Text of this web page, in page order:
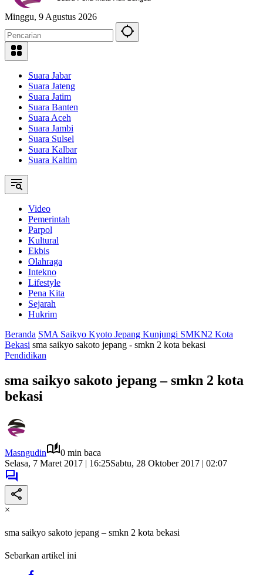
Minggu, 9 Agustus 2026
Suara Jabar
Suara Jateng
Suara Jatim
Suara Banten
Suara Aceh
Suara Jambi
Suara Sulsel
Suara Kalbar
Suara Kaltim
Video
Pemerintah
Parpol
Kultural
Ekbis
Olahraga
Intekno
Lifestyle
Pena Kita
Sejarah
Hukrim
Beranda SMA Saikyo Kyoto Jepang Kunjungi SMKN2 Kota
Bekasi sma saikyo sakoto jepang - smkn 2 kota bekasi
Pendidikan
sma saikyo sakoto jepang – smkn 2 kota
bekasi
Masngudin
0 min baca
Selasa, 7 Maret 2017 | 16:25Sabtu, 28 Oktober 2017 | 02:07
×
sma saikyo sakoto jepang – smkn 2 kota bekasi
Sebarkan artikel ini